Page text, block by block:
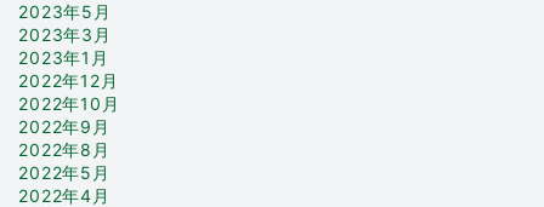
2023年5月
2023年3月
2023年1月
2022年12月
2022年10月
2022年9月
2022年8月
2022年5月
2022年4月